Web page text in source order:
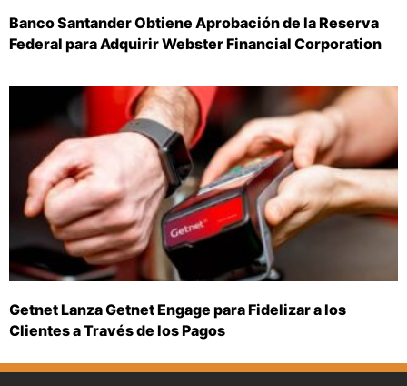
Banco Santander Obtiene Aprobación de la Reserva
Federal para Adquirir Webster Financial Corporation
Getnet Lanza Getnet Engage para Fidelizar a los
Clientes a Través de los Pagos